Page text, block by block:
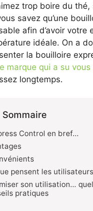
trop boire du
savez qu’une
afin d’avoir votre
idéale. On a
la bouilloire
marque qui a su
longtemps.
Sommaire
Control en bref…
pensent les utilisateurs
son utilisation…
pratiques